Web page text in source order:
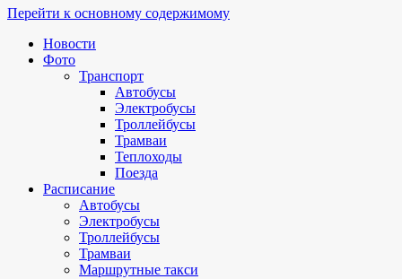
Перейти к основному содержимому
Новости
Фото
Транспорт
Автобусы
Электробусы
Троллейбусы
Трамваи
Теплоходы
Поезда
Расписание
Автобусы
Электробусы
Троллейбусы
Трамваи
Маршрутные такси